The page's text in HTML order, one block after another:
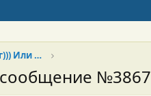
Хай продан, да здравствует Туарег))) Или Китай наше всё)))
№3867